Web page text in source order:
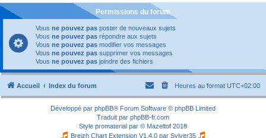
Permissions du forum
Vous ne pouvez pas poster de nouveaux sujets
Vous ne pouvez pas répondre aux sujets
Vous ne pouvez pas modifier vos messages
Vous ne pouvez pas supprimer vos messages
Vous ne pouvez pas joindre des fichiers
Accueil Index du forum Heures au format UTC+02:00
Développé par phpBB® Forum Software © phpBB Limited
Traduit par phpBB-fr.com
Style promaterial par © Mazeltof 2018
Breizh Chart Extension V1.4.0 par Sylver35